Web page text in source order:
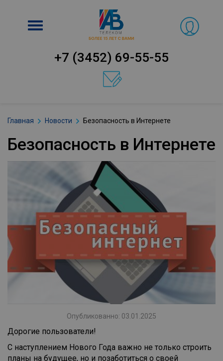
Включить
+7 (3452) 69-55-55
Главная Новости Безопасность в Интернете
Безопасность в Интернете
Опубликованно: 03.01.2025
Дорогие пользователи!
С наступлением Нового Года важно не только строить
планы на будущее, но и позаботиться о своей